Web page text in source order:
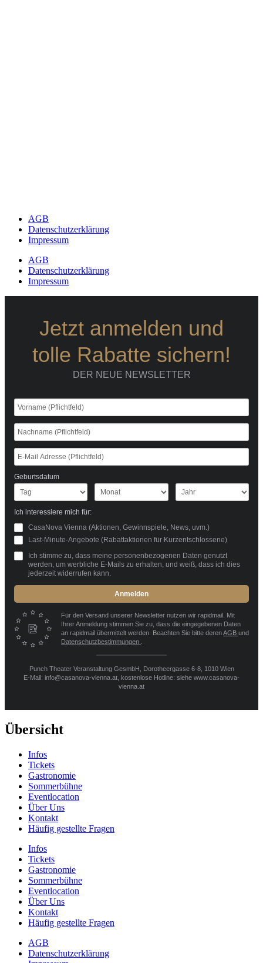
AGB
Datenschutzerklärung
Impressum
AGB
Datenschutzerklärung
Impressum
Jetzt anmelden und
tolle Rabatte sichern!
DER NEUE NEWSLETTER
Geburtsdatum
Ich interessiere mich für:
CasaNova Vienna (Aktionen, Gewinnspiele, News, uvm.)
Last-Minute-Angebote (Rabattaktionen für Kurzentschlossene)
Ich stimme zu, dass meine personenbezogenen Daten genutzt
werden, um werbliche E-Mails zu erhalten, und weiß, dass ich dies
jederzeit widerrufen kann.
Anmelden
Für den Versand unserer Newsletter nutzen wir rapidmail. Mit
Ihrer Anmeldung stimmen Sie zu, dass die eingegebenen Daten
an rapidmail übermittelt werden. Beachten Sie bitte derenAGB und
Datenschutzbestimmungen
Punch Theater Veranstaltung GesmbH, Dorotheergasse 6-8, 1010 Wien
E-Mail: info@casanova-vienna.at, kostenlose Hotline: siehe www.casanova-
vienna.at
Übersicht
Infos
Tickets
Gastronomie
Sommerbühne
Eventlocation
Über Uns
Kontakt
Häufig gestellte Fragen
Infos
Tickets
Gastronomie
Sommerbühne
Eventlocation
Über Uns
Kontakt
Häufig gestellte Fragen
AGB
Datenschutzerklärung